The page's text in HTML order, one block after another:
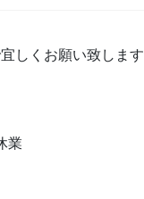
しくお願い致します
業